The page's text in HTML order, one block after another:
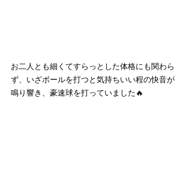
お二人とも細くてすらっとした体格にも関わら
ず、いざボールを打つと気持ちいい程の快音が
鳴り響き、豪速球を打っていました🔥